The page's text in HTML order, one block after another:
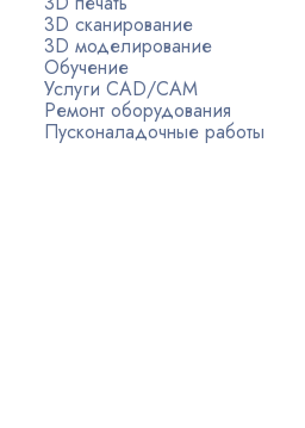
3D сканирование
3D моделирование
Обучение
Услуги CAD/CAM
Ремонт оборудования
Пусконаладочные работы